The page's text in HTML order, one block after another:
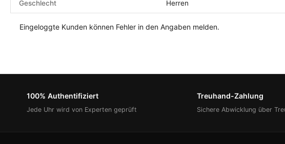
Geschlecht Herren
Eingeloggte Kunden können Fehler in den Angaben melden.
100% Authentifiziert
Jede Uhr wird von Experten geprüft
Treuhand-Zahlung
Sichere Abwicklung über